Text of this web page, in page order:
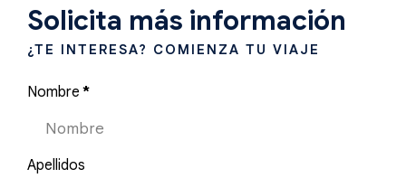
Solicita más información
¿TE INTERESA? COMIENZA TU VIAJE
Nombre *
Apellidos